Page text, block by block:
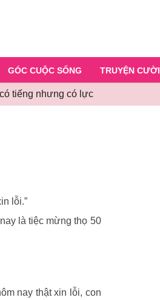
GÓC CUỘC SỐNG TRUYỆN CƯỜI
tiếng nhưng có lực
lỗi.”
là tiệc mừng thọ 50
nay thật xin lỗi, con